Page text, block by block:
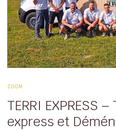
ZOOM
TERRI EXPRESS
express et